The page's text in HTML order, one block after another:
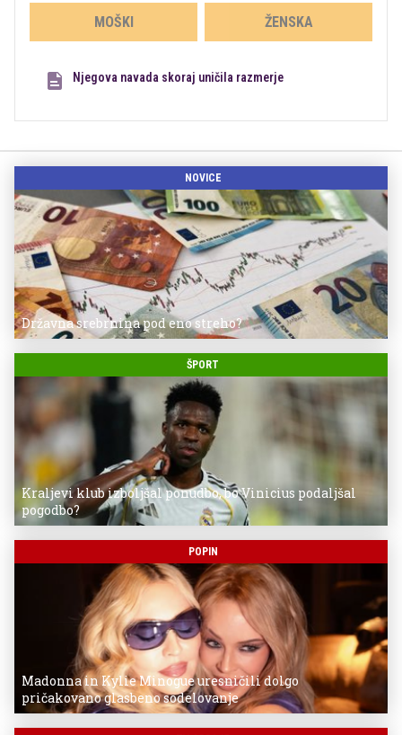
MOŠKI ŽENSKA
Njegova navada skoraj uničila razmerje
NOVICE
Državna srebrnina pod eno streho?
ŠPORT
Kraljevi klub izboljšal ponudbo, bo Vinicius podaljšal
pogodbo?
POPIN
Madonna in Kylie Minogue uresničili dolgo
pričakovano glasbeno sodelovanje